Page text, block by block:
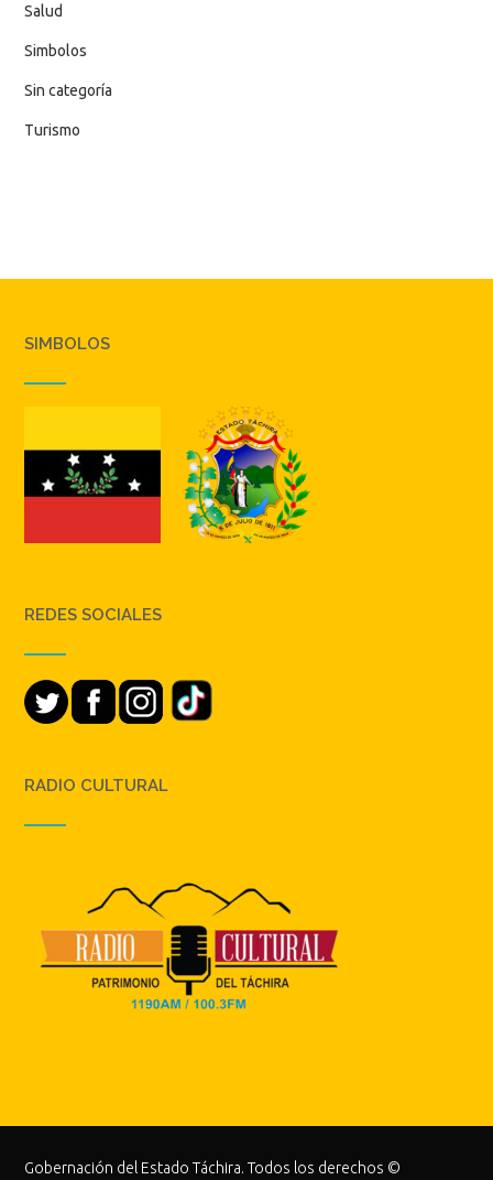
Salud
Simbolos
Sin categoría
Turismo
SIMBOLOS
REDES SOCIALES
RADIO CULTURAL
Gobernación del Estado Táchira. Todos los derechos ©